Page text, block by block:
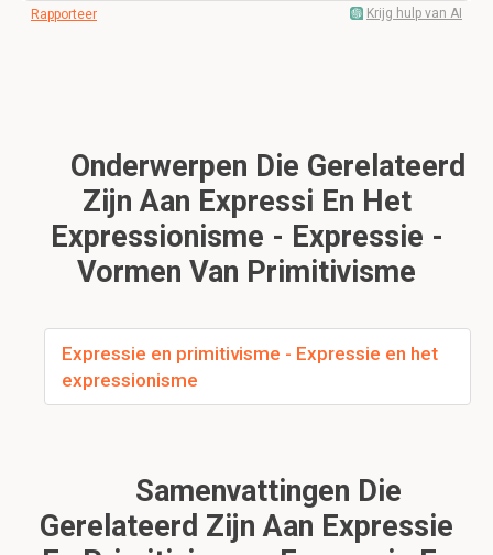
Rapporteer Krijg hulp van AI
Onderwerpen Die Gerelateerd
Zijn Aan Expressi En Het
Expressionisme - Expressie -
Vormen Van Primitivisme
Expressie en primitivisme - Expressie en het
expressionisme
Samenvattingen Die
Gerelateerd Zijn Aan Expressie